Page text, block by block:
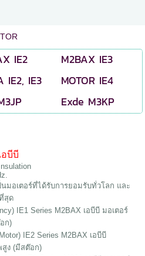
IE2
M2BAX IE3
IE2, IE3
MOTOR IE4
Exde M3KP
อบีบี
นมอเตอร์ที่ได้รับการยอมรับทั่วโลก และ
สุด
IE1 Series M2BAX เอบีบี มอเตอร์
ก)
IE2 Series M2BAX เอบีบี
สูง (มีสต๊อก)